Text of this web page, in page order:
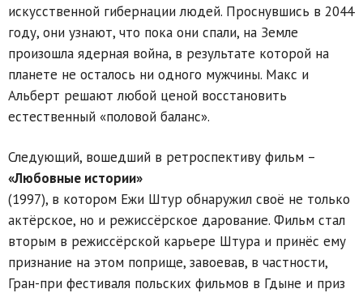
искусственной гибернации людей. Проснувшись в 2044
году, они узнают, что пока они спали, на Земле
произошла ядерная война, в результате которой на
планете не осталось ни одного мужчины. Макс и
Альберт решают любой ценой восстановить
естественный «половой баланс».
Следующий, вошедший в ретроспективу фильм –
«Любовные истории»
(1997), в котором Ежи Штур обнаружил своё не только
актёрское, но и режиссёрское дарование. Фильм стал
вторым в режиссёрской карьере Штура и принёс ему
признание на этом поприще, завоевав, в частности,
Гран-при фестиваля польских фильмов в Гдыне и приз